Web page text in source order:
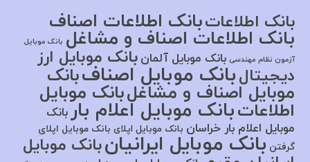
بانک اطلاعاتبانک اطلاعات اصناف
بانک اطلاعات اصناف و مشاغل بانک موبایل
آزمون نظام مهندسی بانک موبایل آلمان بانک موبایل ارز
دیجیتالبانک موبایل اصنافبانک
موبایل اصناف و مشاغلبانک موبایل
اطلاعاتبانک موبایل اعلام باربانک
موبایل اعلام بار خراسان بانک موبایل اپلای بانک موبایل اپلای
گرفتن بانک موبایل ایرانیانبانک موبایل